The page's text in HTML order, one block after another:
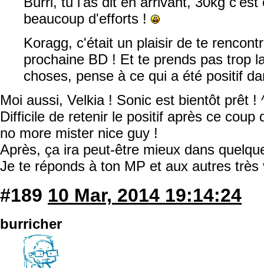
beaucoup d'efforts !
Koragg, c'était un plaisir de te
prochaine BD ! Et te prends pas trop
choses, pense à ce qui a été positif
Moi aussi, Velkia ! Sonic est bientôt prêt !
Difficile de retenir le positif après ce coup
no more mister nice guy !
Après, ça ira peut-être mieux dans
Je te réponds à ton MP et aux autres très
#189 10 Mar, 2014 19:14:24
burricher